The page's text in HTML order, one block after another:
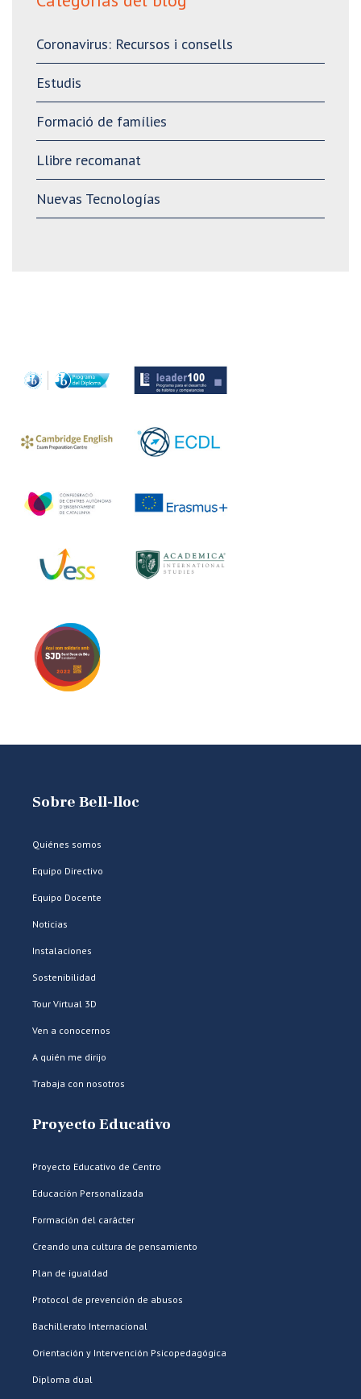
Coronavirus: Recursos i consells
Estudis
Formació de famílies
Llibre recomanat
Nuevas Tecnologías
Sobre Bell-lloc
Quiénes somos
Equipo Directivo
Equipo Docente
Noticias
Instalaciones
Sostenibilidad
Tour Virtual 3D
Ven a conocernos
A quién me dirijo
Trabaja con nosotros
Proyecto Educativo
Proyecto Educativo de Centro
Educación Personalizada
Formación del carácter
Creando una cultura de pensamiento
Plan de igualdad
Protocol de prevención de abusos
Bachillerato Internacional
Orientación y Intervención Psicopedagógica
Diploma dual